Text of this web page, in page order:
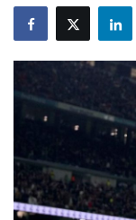
Las 12 Play
Fotos
Deportes
Empresas
Videos virales